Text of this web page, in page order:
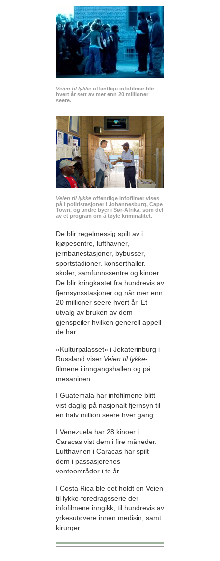
Veien til lykke offentlige infofilmer blir
hvert år sett av mer enn 20 millioner
seere.
Veien til lykke offentlige infofilmer vises
på i politistasjoner i Johannesburg, Cape
Town, og andre byer i Sør-Afrika, som del
av et program om å tøyle kriminalitet.
De blir regelmessig spilt av i
kjøpesentre, lufthavner,
jernbanestasjoner, bybusser,
sportstadioner, konserthaller,
skoler, samfunnssentre og kinoer.
De blir kringkastet fra hundrevis av
fjernsynsstasjoner og når mer enn
20 millioner seere hvert år. Et
utvalg av bruken av dem
gjenspeiler hvilken generell appell
de har:
«Kulturpalasset» i Jekaterinburg i
Russland viser Veien til lykke-
filmene i inngangshallen og på
mesaninen.
I Guatemala har infofilmene blitt
vist daglig på nasjonalt fjernsyn til
en halv million seere hver gang.
I Venezuela har 28 kinoer i
Caracas vist dem i fire måneder.
Lufthavnen i Caracas har spilt
dem i passasjerenes
venteområder i to år.
I Costa Rica ble det holdt en Veien
til lykke-foredragsserie der
infofilmene inngikk, til hundrevis av
yrkesutøvere innen medisin, samt
kirurger.